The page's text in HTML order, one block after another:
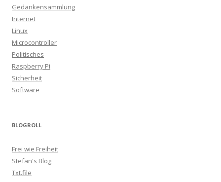
Gedankensammlung
Internet
Linux
Microcontroller
Politisches
Raspberry Pi
Sicherheit
Software
BLOGROLL
Frei wie Freiheit
Stefan's Blog
Txt.file